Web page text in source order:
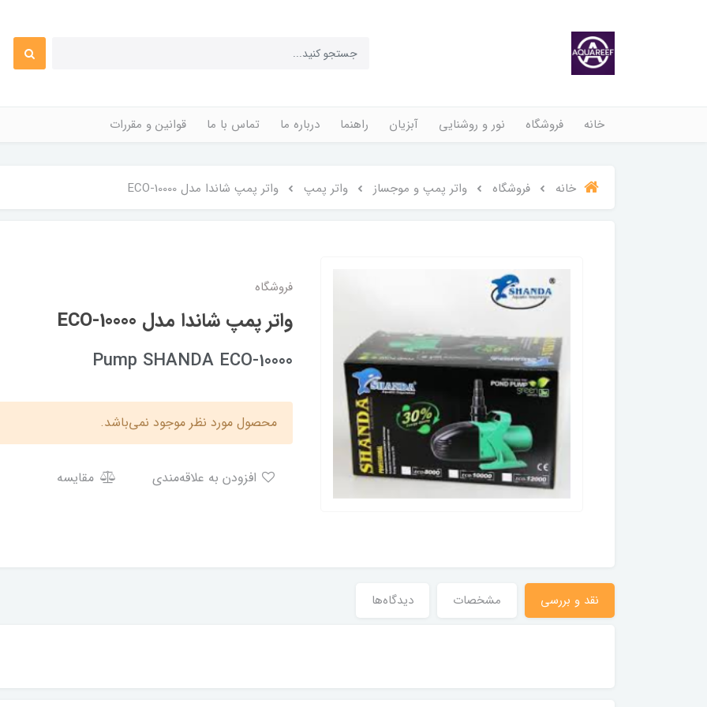
خانه فروشگاه نور و روشنایی آبزیان راهنما درباره ما تماس با ما قوانین و مقررات
خانه فروشگاه واتر پمپ و موجساز واتر پمپ واتر پمپ شاندا مدل ECO-10000
فروشگاه
واتر پمپ شاندا مدل ECO-10000
Pump SHANDA ECO-10000
محصول مورد نظر موجود نمی‌باشد.
مقایسه
نقد و بررسی مشخصات دیدگاه‌ها